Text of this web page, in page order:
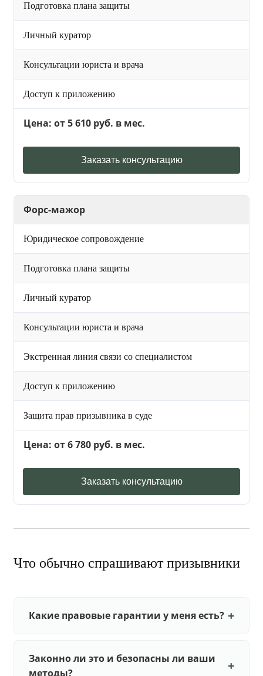
Подготовка плана защиты
Личный куратор
Консультации юриста и врача
Доступ к приложению
Цена: от 5 610 руб. в мес.
Заказать консультацию
Форс-мажор
Юридическое сопровождение
Подготовка плана защиты
Личный куратор
Консультации юриста и врача
Экстренная линия связи со специалистом
Доступ к приложению
Защита прав призывника в суде
Цена: от 6 780 руб. в мес.
Заказать консультацию
Что обычно спрашивают призывники
Какие правовые гарантии у меня есть?
Законно ли это и безопасны ли ваши
методы?